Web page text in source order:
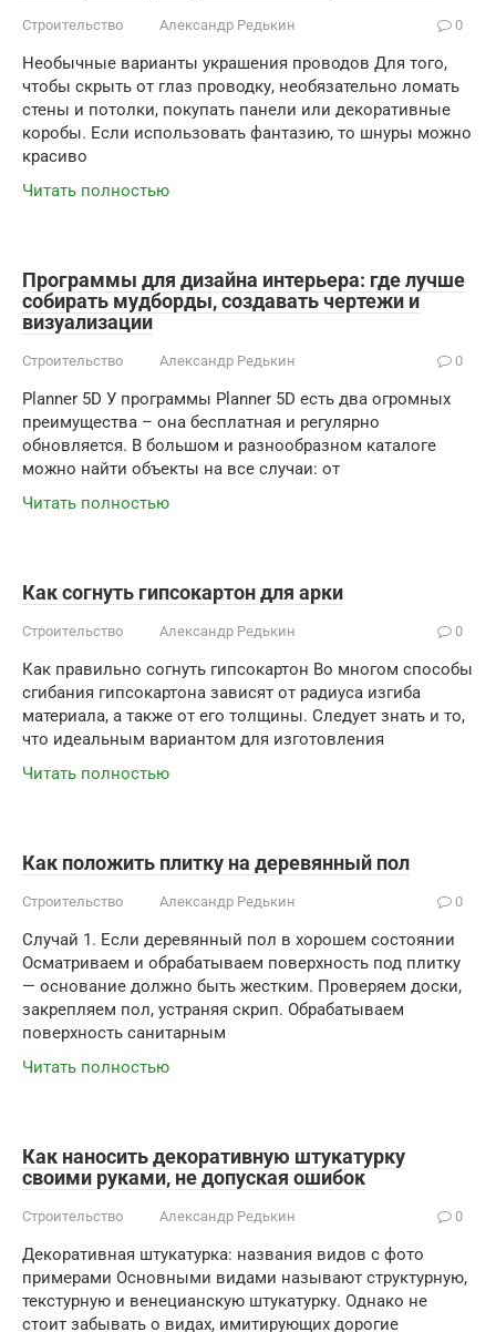
Строительство Александр Редькин 0
Необычные варианты украшения проводов Для того,
чтобы скрыть от глаз проводку, необязательно ломать
стены и потолки, покупать панели или декоративные
коробы. Если использовать фантазию, то шнуры можно
красиво
Читать полностью
Программы для дизайна интерьера: где лучше
собирать мудборды, создавать чертежи и
визуализации
Строительство Александр Редькин 0
Planner 5D У программы Planner 5D есть два огромных
преимущества – она бесплатная и регулярно
обновляется. В большом и разнообразном каталоге
можно найти объекты на все случаи: от
Читать полностью
Как согнуть гипсокартон для арки
Строительство Александр Редькин 0
Как правильно согнуть гипсокартон Во многом способы
сгибания гипсокартона зависят от радиуса изгиба
материала, а также от его толщины. Следует знать и то,
что идеальным вариантом для изготовления
Читать полностью
Как положить плитку на деревянный пол
Строительство Александр Редькин 0
Случай 1. Если деревянный пол в хорошем состоянии
Осматриваем и обрабатываем поверхность под плитку
— основание должно быть жестким. Проверяем доски,
закрепляем пол, устраняя скрип. Обрабатываем
поверхность санитарным
Читать полностью
Как наносить декоративную штукатурку
своими руками, не допуская ошибок
Строительство Александр Редькин 0
Декоративная штукатурка: названия видов с фото
примерами Основными видами называют структурную,
текстурную и венецианскую штукатурку. Однако не
стоит забывать о видах, имитирующих дорогие